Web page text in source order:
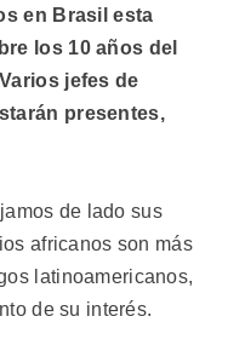
en Brasil esta
los 10 años del
jefes de
presentes,
de lado sus
africanos son más
latinoamericanos,
de su interés.